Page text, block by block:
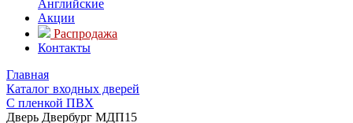
Английские
Акции
Распродажа
Контакты
Главная
Каталог входных дверей
С пленкой ПВХ
Дверь Двербург МДП15